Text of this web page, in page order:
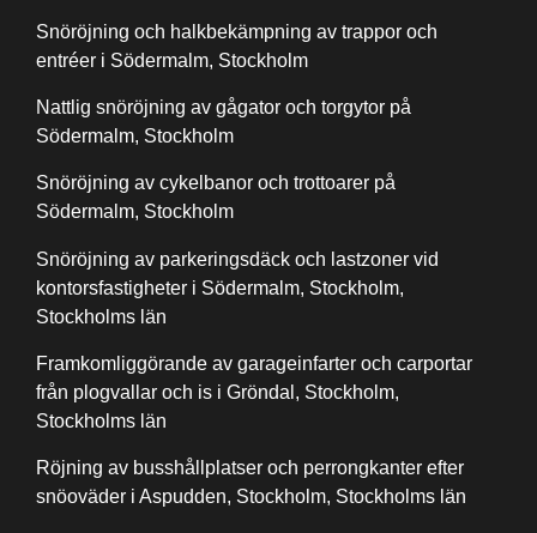
Snöröjning och halkbekämpning av trappor och
entréer i Södermalm, Stockholm
Nattlig snöröjning av gågator och torgytor på
Södermalm, Stockholm
Snöröjning av cykelbanor och trottoarer på
Södermalm, Stockholm
Snöröjning av parkeringsdäck och lastzoner vid
kontorsfastigheter i Södermalm, Stockholm,
Stockholms län
Framkomliggörande av garageinfarter och carportar
från plogvallar och is i Gröndal, Stockholm,
Stockholms län
Röjning av busshållplatser och perrongkanter efter
snöoväder i Aspudden, Stockholm, Stockholms län